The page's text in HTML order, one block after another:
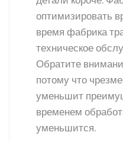
оптимизировать
время фабрика
техническое
Обратите
потому что
уменьшит
временем
уменьшится.